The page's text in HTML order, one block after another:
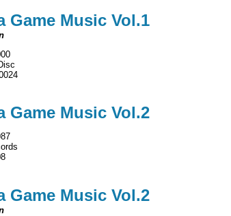
Game Music Vol.1
Game Music Vol.2
Game Music Vol.2